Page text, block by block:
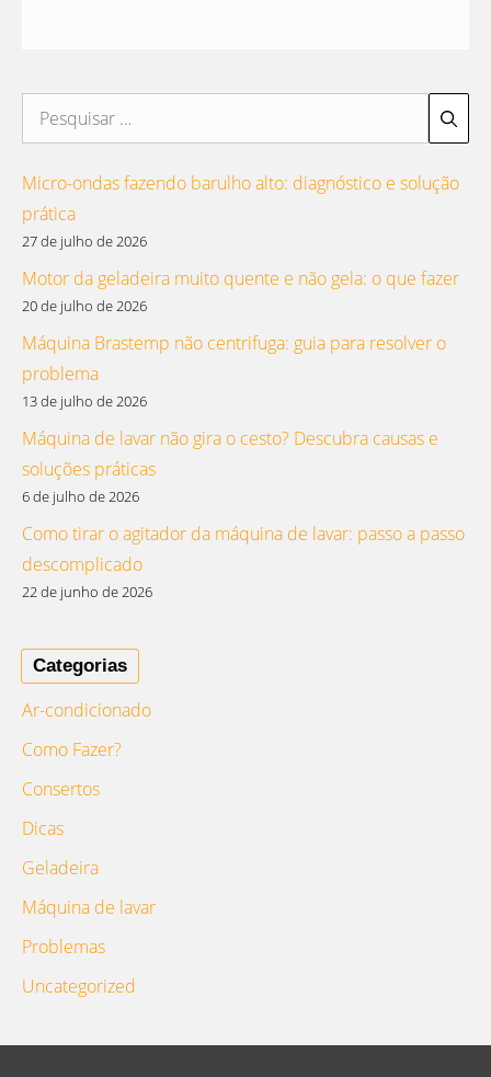
Pesquisar
por:
Micro-ondas fazendo barulho alto: diagnóstico e solução
prática
27 de julho de 2026
Motor da geladeira muito quente e não gela: o que fazer
20 de julho de 2026
Máquina Brastemp não centrifuga: guia para resolver o
problema
13 de julho de 2026
Máquina de lavar não gira o cesto? Descubra causas e
soluções práticas
6 de julho de 2026
Como tirar o agitador da máquina de lavar: passo a passo
descomplicado
22 de junho de 2026
Categorias
Ar-condicionado
Como Fazer?
Consertos
Dicas
Geladeira
Máquina de lavar
Problemas
Uncategorized